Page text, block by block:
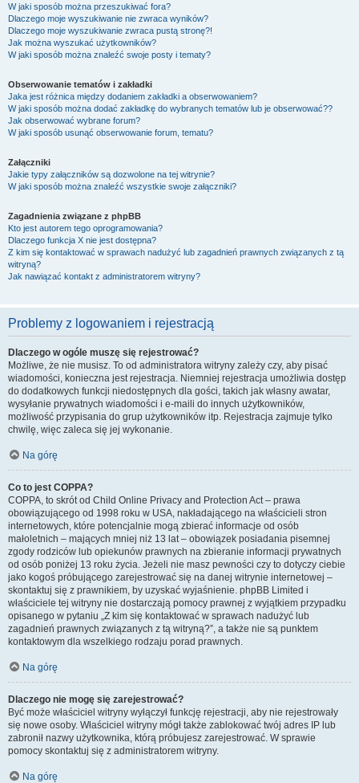
W jaki sposób można przeszukiwać fora?
Dlaczego moje wyszukiwanie nie zwraca wyników?
Dlaczego moje wyszukiwanie zwraca pustą stronę?!
Jak można wyszukać użytkowników?
W jaki sposób można znaleźć swoje posty i tematy?
Obserwowanie tematów i zakładki
Jaka jest różnica między dodaniem zakładki a obserwowaniem?
W jaki sposób można dodać zakładkę do wybranych tematów lub je obserwować??
Jak obserwować wybrane forum?
W jaki sposób usunąć obserwowanie forum, tematu?
Załączniki
Jakie typy załączników są dozwolone na tej witrynie?
W jaki sposób można znaleźć wszystkie swoje załączniki?
Zagadnienia związane z phpBB
Kto jest autorem tego oprogramowania?
Dlaczego funkcja X nie jest dostępna?
Z kim się kontaktować w sprawach nadużyć lub zagadnień prawnych związanych z tą
witryną?
Jak nawiązać kontakt z administratorem witryny?
Problemy z logowaniem i rejestracją
Dlaczego w ogóle muszę się rejestrować?
Możliwe, że nie musisz. To od administratora witryny zależy czy, aby pisać
wiadomości, konieczna jest rejestracja. Niemniej rejestracja umożliwia dostęp
do dodatkowych funkcji niedostępnych dla gości, takich jak własny awatar,
wysyłanie prywatnych wiadomości i e-maili do innych użytkowników,
możliwość przypisania do grup użytkowników itp. Rejestracja zajmuje tylko
chwilę, więc zaleca się jej wykonanie.
Na górę
Co to jest COPPA?
COPPA, to skrót od Child Online Privacy and Protection Act – prawa
obowiązującego od 1998 roku w USA, nakładającego na właścicieli stron
internetowych, które potencjalnie mogą zbierać informacje od osób
małoletnich – mających mniej niż 13 lat – obowiązek posiadania pisemnej
zgody rodziców lub opiekunów prawnych na zbieranie informacji prywatnych
od osób poniżej 13 roku życia. Jeżeli nie masz pewności czy to dotyczy ciebie
jako kogoś próbującego zarejestrować się na danej witrynie internetowej –
skontaktuj się z prawnikiem, by uzyskać wyjaśnienie. phpBB Limited i
właściciele tej witryny nie dostarczają pomocy prawnej z wyjątkiem przypadku
opisanego w pytaniu „Z kim się kontaktować w sprawach nadużyć lub
zagadnień prawnych związanych z tą witryną?”, a także nie są punktem
kontaktowym dla wszelkiego rodzaju porad prawnych.
Na górę
Dlaczego nie mogę się zarejestrować?
Być może właściciel witryny wyłączył funkcję rejestracji, aby nie rejestrowały
się nowe osoby. Właściciel witryny mógł także zablokować twój adres IP lub
zabronił nazwy użytkownika, którą próbujesz zarejestrować. W sprawie
pomocy skontaktuj się z administratorem witryny.
Na górę